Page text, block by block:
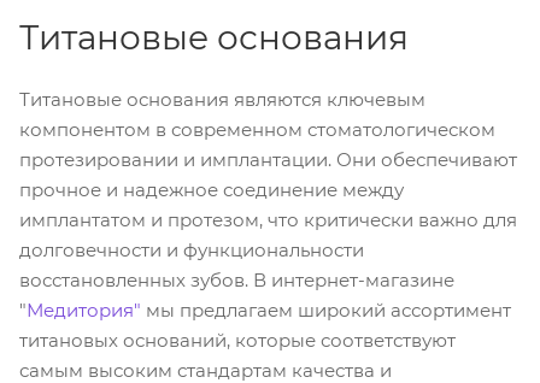
Титановые основания
Титановые основания являются ключевым
компонентом в современном стоматологическом
протезировании и имплантации. Они обеспечивают
прочное и надежное соединение между
имплантатом и протезом, что критически важно для
долговечности и функциональности
восстановленных зубов. В интернет-магазине
"Медитория" мы предлагаем широкий ассортимент
титановых оснований, которые соответствуют
самым высоким стандартам качества и